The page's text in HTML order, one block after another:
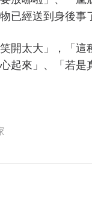
已經送到身後事
開太大」，「這
起來」、「若